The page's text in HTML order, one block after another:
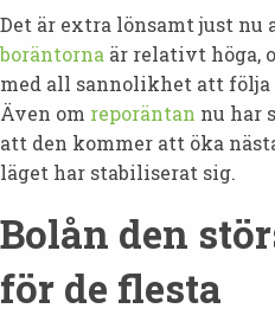
Det är extra lönsamt just nu
boräntorna är relativt höga,
med all sannolikhet att följa
Även om reporäntan nu har
att den kommer att öka
läget har stabiliserat sig.
Bolån den
för de flesta